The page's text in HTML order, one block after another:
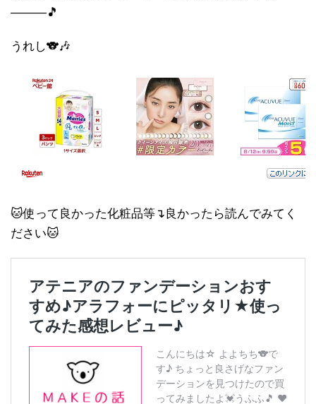
―――🎵
うれし🐨🎶
🐱使って良かった化粧品等↴良かったら読んでみてく
ださい🐱